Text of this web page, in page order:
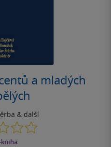
a mladých
& další
0.0
z
5
kniha